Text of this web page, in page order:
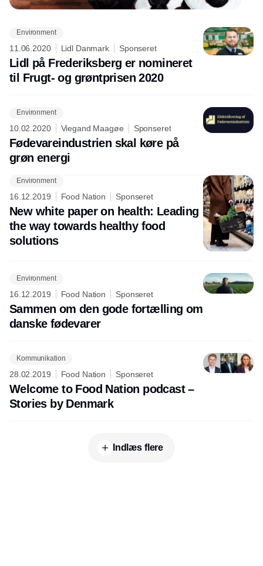
Environment
11.06.2020 Lidl Danmark Sponseret
Lidl på Frederiksberg er nomineret
til Frugt- og grøntprisen 2020
Environment
10.02.2020 Viegand Maagøe Sponseret
Fødevareindustrien skal køre på
grøn energi
Environment
16.12.2019 Food Nation Sponseret
New white paper on health: Leading
the way towards healthy food
solutions
Environment
16.12.2019 Food Nation Sponseret
Sammen om den gode fortælling om
danske fødevarer
Kommunikation
28.02.2019 Food Nation Sponseret
Welcome to Food Nation podcast –
Stories by Denmark
Indlæs flere